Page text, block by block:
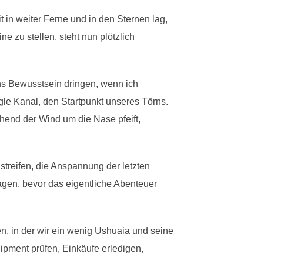
in weiter Ferne und in den Sternen lag,
zu stellen, steht nun plötzlich
Bewusstsein dringen, wenn ich
Kanal, den Startpunkt unseres Törns.
der Wind um die Nase pfeift,
die Anspannung der letzten
bevor das eigentliche Abenteuer
in der wir ein wenig Ushuaia und seine
prüfen, Einkäufe erledigen,